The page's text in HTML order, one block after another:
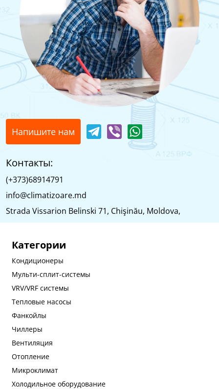
Напишите нам
Контакты:
(+373)68914791
info@climatizoare.md
Strada Vissarion Belinski 71, Chişinău, Moldova,
Категории
Кондиционеры
Мульти-сплит-системы
VRV/VRF системы
Тепловые насосы
Фанкойлы
Чиллеры
Вентиляция
Отопление
Микроклимат
Холодильное оборудование